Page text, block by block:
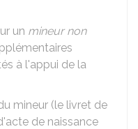
un mineur non
à l'appui de la
mineur (le livret de
de naissance